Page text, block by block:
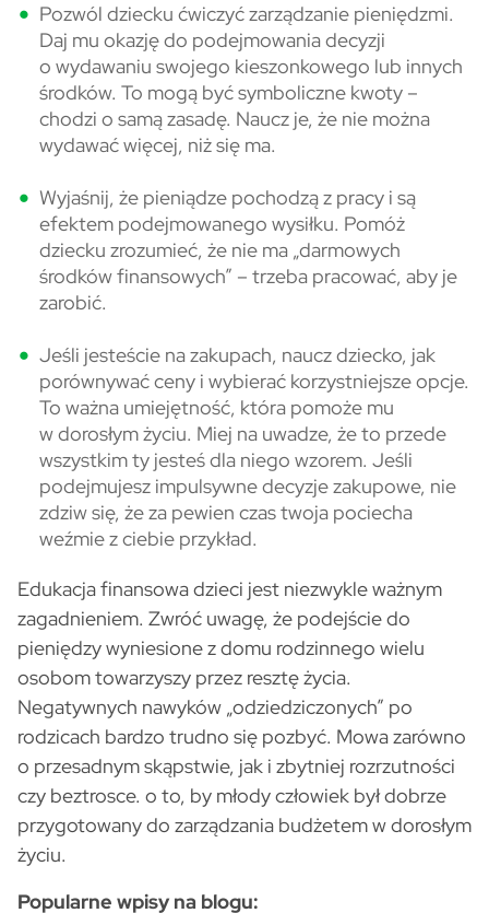
Pozwól dziecku ćwiczyć zarządzanie pieniędzmi.
Daj mu okazję do podejmowania decyzji
o wydawaniu swojego kieszonkowego lub innych
środków. To mogą być symboliczne kwoty –
chodzi o samą zasadę. Naucz je, że nie można
wydawać więcej, niż się ma.
Wyjaśnij, że pieniądze pochodzą z pracy i są
efektem podejmowanego wysiłku. Pomóż
dziecku zrozumieć, że nie ma „darmowych
środków finansowych” – trzeba pracować, aby je
zarobić.
Jeśli jesteście na zakupach, naucz dziecko, jak
porównywać ceny i wybierać korzystniejsze opcje.
To ważna umiejętność, która pomoże mu
w dorosłym życiu. Miej na uwadze, że to przede
wszystkim ty jesteś dla niego wzorem. Jeśli
podejmujesz impulsywne decyzje zakupowe, nie
zdziw się, że za pewien czas twoja pociecha
weźmie z ciebie przykład.
Edukacja finansowa dzieci jest niezwykle ważnym
zagadnieniem. Zwróć uwagę, że podejście do
pieniędzy wyniesione z domu rodzinnego wielu
osobom towarzyszy przez resztę życia.
Negatywnych nawyków „odziedziczonych” po
rodzicach bardzo trudno się pozbyć. Mowa zarówno
o przesadnym skąpstwie, jak i zbytniej rozrzutności
czy beztrosce. o to, by młody człowiek był dobrze
przygotowany do zarządzania budżetem w dorosłym
życiu.
Popularne wpisy na blogu: